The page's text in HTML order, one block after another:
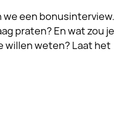
we een bonusinterview.
praten? En wat zou je
willen weten? Laat het